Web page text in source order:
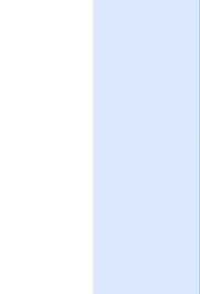
Pourquoi